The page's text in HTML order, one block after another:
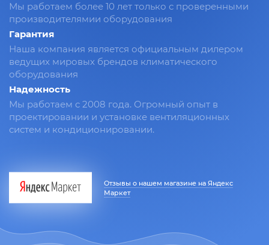
Мы работаем более 10 лет только с проверенными
производителямии оборудования
Гарантия
Наша компания является официальным дилером
ведущих мировых брендов климатического
оборудования
Надежность
Мы работаем с 2008 года. Огромный опыт в
проектировании и установке вентиляционных
систем и кондиционировании.
Отзывы о нашем магазине на Яндекс
Маркет